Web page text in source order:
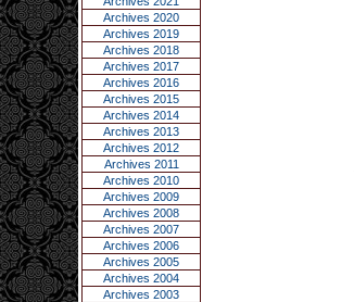
Archives 2020
Archives 2019
Archives 2018
Archives 2017
Archives 2016
Archives 2015
Archives 2014
Archives 2013
Archives 2012
Archives 2011
Archives 2010
Archives 2009
Archives 2008
Archives 2007
Archives 2006
Archives 2005
Archives 2004
Archives 2003